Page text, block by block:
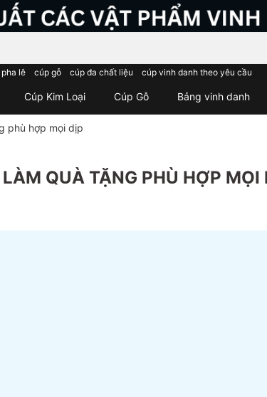
lê cúp gỗ cúp đa chất liệu cúp vinh danh theo yêu cầu
Cúp Kim Loại Cúp Gỗ Bảng vinh danh
phù hợp mọi dịp
QUÀ TẶNG PHÙ HỢP MỌI